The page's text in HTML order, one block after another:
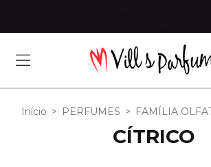
Início > PERFUMES > FAMÍLIA
CÍTRICO